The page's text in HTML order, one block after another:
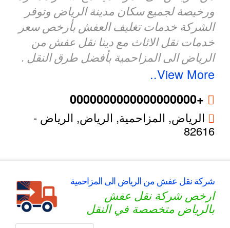
ورخيصة لجميع سكان مدينة الرياض وتوفر
الشركة خدمات تغليف العفش بأرخص سعر
خدمات نقل الاثاث مع دينا نقل عفش من
الرياض الى المزاحمية بأفضل طرق النقل .
View More..
+0000000000000000000
الرياض, المزاحمية,الرياض,الرياض-
82616
شركة نقل عفش من الرياض الى المزاحمية
ارخص شركة نقل عفش
بالرياض متخصصة في النقل